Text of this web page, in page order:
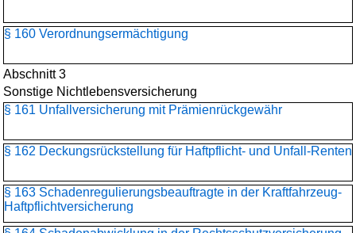
§ 160 Verordnungsermächtigung
Abschnitt 3
Sonstige Nichtlebensversicherung
§ 161 Unfallversicherung mit Prämienrückgewähr
§ 162 Deckungsrückstellung für Haftpflicht- und Unfall-Renten
§ 163 Schadenregulierungs­beauftragte in der Kraftfahrzeug-
Haftpflichtversicherung